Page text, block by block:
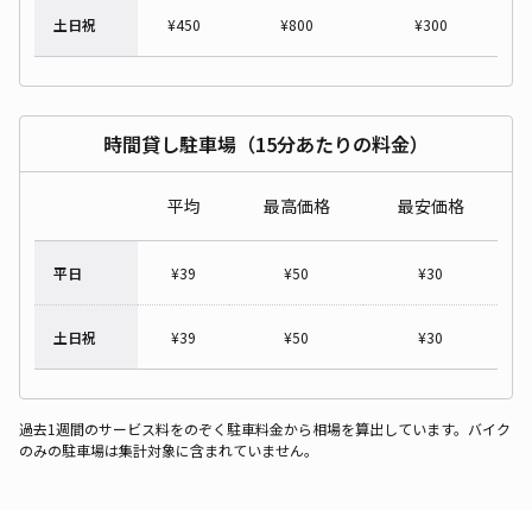
土日祝 ¥450 ¥800 ¥300
時間貸し駐車場（15分あたりの料金）
平均 最高価格 最安価格
平日 ¥39 ¥50 ¥30
土日祝 ¥39 ¥50 ¥30
過去1週間のサービス料をのぞく駐車料金から相場を算出しています。バイク
のみの駐車場は集計対象に含まれていません。